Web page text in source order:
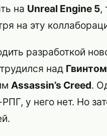
на Unreal Engine 5,
на эту
разработкой
над Гвинтом
Assassin’s Creed.
у него нет. Но